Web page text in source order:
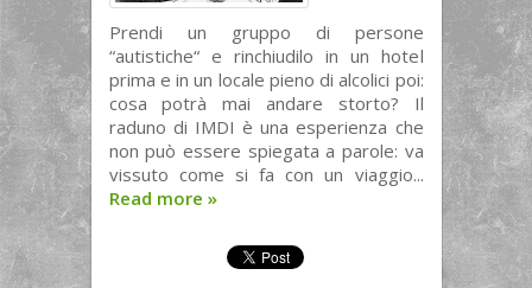
Prendi un gruppo di persone
“autistiche“ e rinchiudilo in un hotel
prima e in un locale pieno di alcolici poi:
cosa potrà mai andare storto? Il
raduno di IMDI è una esperienza che
non può essere spiegata a parole: va
vissuto come si fa con un viaggio...
Read more »